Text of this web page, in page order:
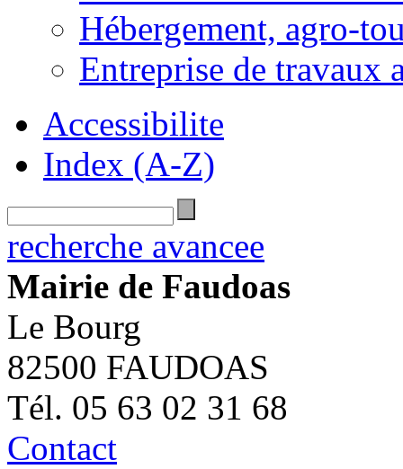
Hébergement, agro-
Entreprise de travaux
Accessibilite
Index (A-Z)
recherche avancee
Mairie de Faudoas
Le Bourg
82500 FAUDOAS
Tél. 05 63 02 31 68
Contact